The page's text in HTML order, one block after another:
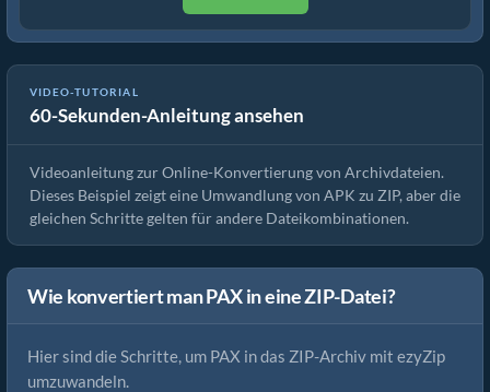
VIDEO-TUTORIAL
60-Sekunden-Anleitung ansehen
Wie man Archivdateien mit ezyZip konvertiert
Videoanleitung zur Online-Konvertierung von Archivdateien.
Dieses Beispiel zeigt eine Umwandlung von APK zu ZIP, aber die
gleichen Schritte gelten für andere Dateikombinationen.
Wie konvertiert man PAX in eine ZIP-Datei?
Hier sind die Schritte, um PAX in das ZIP-Archiv mit ezyZip
umzuwandeln.